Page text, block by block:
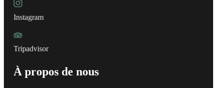
Instagram
Tripadvisor
À propos de nous